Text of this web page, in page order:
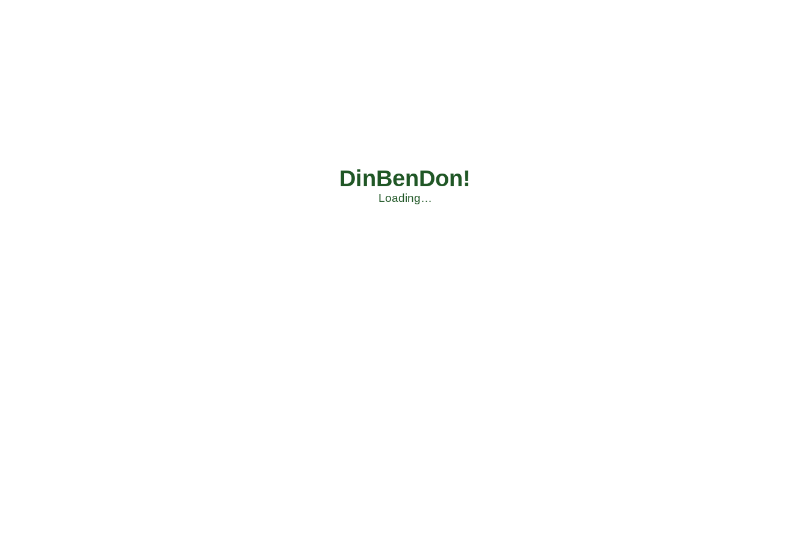
DinBenDon!
Loading…